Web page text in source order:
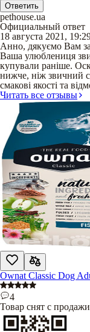
Ответить
pethouse.ua
Официальный ответ
18 августа 2021,
Анно, дякуємо Вам
Ваша улюблениця
купували раніше.
нижче, ніж звичний
смакові якості та
Читать все отзывы
Ownat Classic Dog
4
Товар снят с продажи